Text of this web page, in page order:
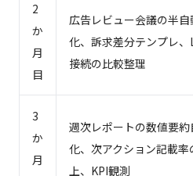
2
か
月
目
広告レビュー会議の半自
化、訴求差分テンプレ、
接続の比較整理
3
か
月
週次レポートの数値要約
化、次アクション記載率
上、KPI観測